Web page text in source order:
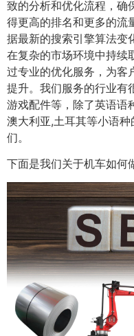
致的分析和优化流程，确
得更高的排名和更多的流
据最新的搜索引擎算法变
在复杂的市场环境中持续
过专业的优化服务，为客
提升。我们服务的行业有
游戏配件等，除了英语语
澳大利亚,土耳其等小语
们。
下面是我们关于机车如何